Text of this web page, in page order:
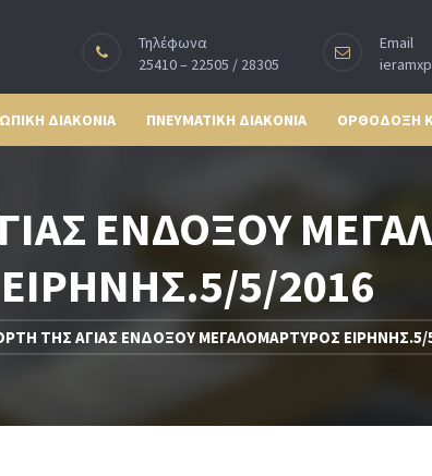
Τηλέφωνα
25410 – 22505 / 28305
Email
ΔΙΑΚΟΝΙΑ ΠΝΕΥΜΑΤΙΚΗ ΔΙΑΚΟΝΙΑ ΟΡΘΟΔΟΞΗ
ΕΝΔΟΞΟΥ
ΕΙΡΗΝΗΣ.5/5/2016
ΤΗΣ ΑΓΙΑΣ ΕΝΔΟΞΟΥ ΜΕΓΑΛΟΜΑΡΤΥΡΟΣ ΕΙΡΗΝΗΣ.5/